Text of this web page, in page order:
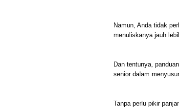
Namun, Anda tidak
menuliskanya jauh
Dan tentunya,
senior dalam
Tanpa perlu pikir